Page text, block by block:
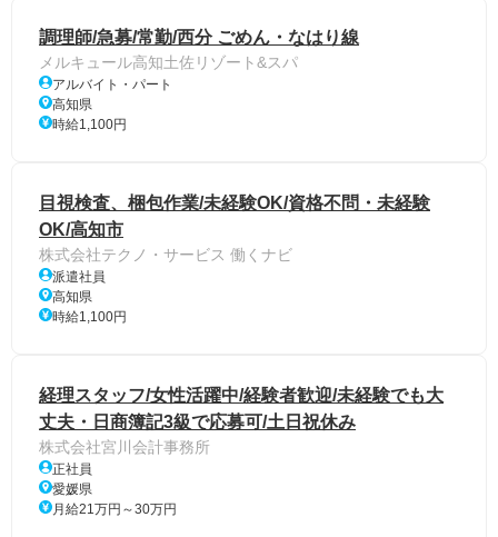
調理師/急募/常勤/西分 ごめん・なはり線
メルキュール高知土佐リゾート&スパ
アルバイト・パート
高知県
時給1,100円
目視検査、梱包作業/未経験OK/資格不問・未経験
OK/高知市
株式会社テクノ・サービス 働くナビ
派遣社員
高知県
時給1,100円
経理スタッフ/女性活躍中/経験者歓迎/未経験でも大
丈夫・日商簿記3級で応募可/土日祝休み
株式会社宮川会計事務所
正社員
愛媛県
月給21万円～30万円